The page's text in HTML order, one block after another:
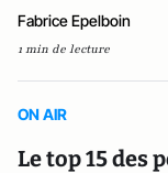
Fabrice Epelboin
1 min de lecture
ON AIR
Le top 15 des